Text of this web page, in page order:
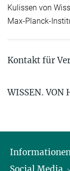
Kulissen von
Max-Planck-
Kontakt für
WISSEN. VON